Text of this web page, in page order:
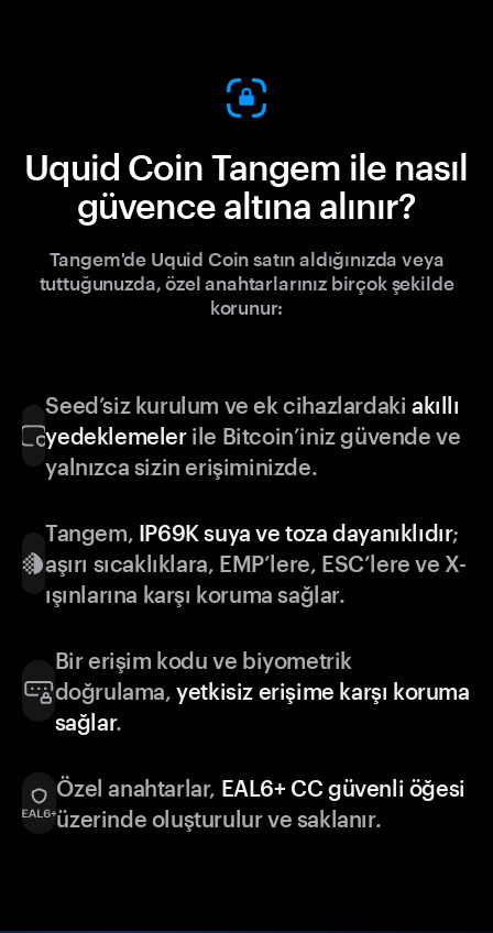
Uquid Coin Tangem ile nasıl
güvence altına alınır?
Tangem'de Uquid Coin satın aldığınızda veya
tuttuğunuzda, özel anahtarlarınız birçok şekilde
korunur:
Seed’siz kurulum ve ek cihazlardakiakıllı
yedeklemelerile Bitcoin’iniz güvende ve
yalnızca sizin erişiminizde.
Tangem, IP69K suya ve toza dayanıklıdır;
aşırı sıcaklıklara, EMP’lere, ESC’lere ve X-
ışınlarına karşı koruma sağlar.
Bir erişim kodu ve biyometrik
doğrulama,yetkisiz erişime karşı koruma
sağlar.
Özel anahtarlar, EAL6+ CC güvenli öğesi
üzerinde oluşturulur ve saklanır.